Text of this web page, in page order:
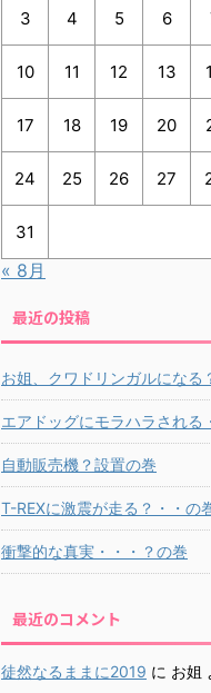
3 4 5 6
10 11 12 13
17 18 19 20
24 25 26 27
31
« 8月
最近の投稿
お姐、クワドリンガルになる
エアドッグにモラハラされる
自動販売機？設置の巻
T-REXに激震が走る？・・の
衝撃的な真実・・・？の巻
最近のコメント
徒然なるままに2019 に お姐